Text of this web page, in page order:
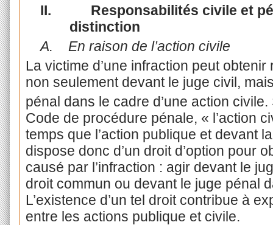
II.
Responsabilités civile et
distinction
A.
En raison de l’action civile
La victime d’une infraction peut
non seulement devant le juge civil,
pénal dans le cadre d’une action civile.
Code de procédure pénale, « l’action
temps que l’action publique et devant
dispose donc d’un droit d’option pour
causé par l’infraction : agir devant le
droit commun ou devant le juge pénal
L’existence d’un tel droit contribue à
entre les actions publique et civile.